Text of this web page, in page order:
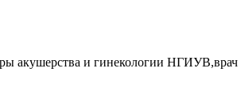
акушерства и гинекологии НГИУВ,врач